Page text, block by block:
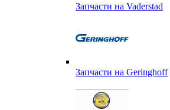
Запчасти на Vaderstad
Запчасти на Geringhoff